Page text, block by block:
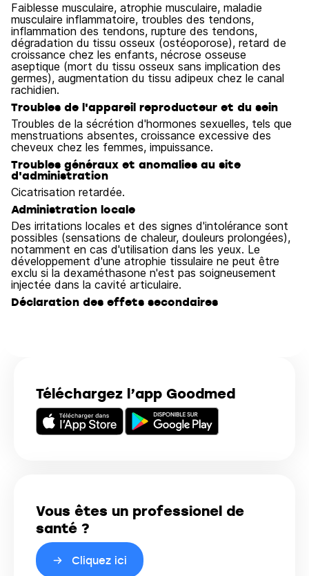
Téléchargez l’app Goodmed
Vous êtes un professionel de
santé ?
Cliquez ici
Faiblesse musculaire, atrophie musculaire, maladie
musculaire inflammatoire, troubles des tendons,
inflammation des tendons, rupture des tendons,
dégradation du tissu osseux (ostéoporose), retard de
croissance chez les enfants, nécrose osseuse
aseptique (mort du tissu osseux sans implication des
germes), augmentation du tissu adipeux chez le canal
rachidien.
Troubles de l'appareil reproducteur et du sein
Troubles de la sécrétion d'hormones sexuelles, tels que
menstruations absentes, croissance excessive des
cheveux chez les femmes, impuissance.
Troubles généraux et anomalies au site
d'administration
Cicatrisation retardée.
Administration locale
Des irritations locales et des signes d'intolérance sont
possibles (sensations de chaleur, douleurs prolongées),
notamment en cas d'utilisation dans les yeux. Le
développement d'une atrophie tissulaire ne peut être
exclu si la dexaméthasone n'est pas soigneusement
injectée dans la cavité articulaire.
Déclaration des effets secondaires